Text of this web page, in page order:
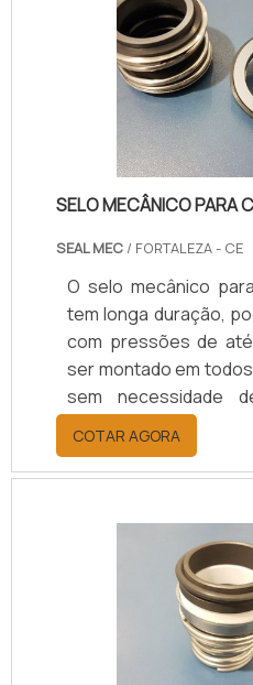
os processos
pneumáticos .
processo de evitar a
gases, líquidos ou
de um lado para o outr.
SELO MECÂNICO PARA
SEAL MEC / FORTALEZA - CE
O selo mecânico
tem longa duração,
com pressões de
ser montado em
sem necessidade
compressores.
manutenção é
com o uso, além de
selos mecânicos.
do modelo adequado
do projeto que será
costumam ser de
tamanhos.A
COTAR AGORA